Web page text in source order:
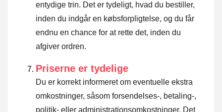
entydige trin. Det er tydeligt, hvad du bestiller,
inden du indgår en købsforpligtelse, og du får
endnu en chance for at rette det, inden du
afgiver ordren.
Priserne er tydelige
Du er korrekt informeret om eventuelle ekstra
omkostninger, såsom forsendelses-, betaling-,
politik- eller administrationsomkostninger. Det